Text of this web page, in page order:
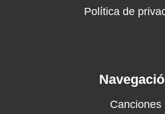
Política de
Canciones